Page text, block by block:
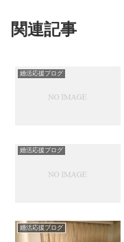
関連記事
婚活応援ブログ
婚活応援ブログ
婚活応援ブログ